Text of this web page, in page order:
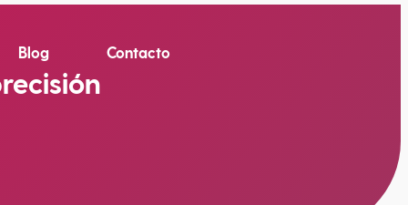
Blog Contacto